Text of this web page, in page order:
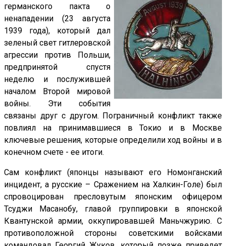
германского пакта о
ненападении (23 августа
1939 года), который дал
зеленый свет гитлеровской
агрессии против Польши,
предпринятой спустя
неделю и послужившей
началом Второй мировой
войны. Эти события
связаны друг с другом. Пограничный конфликт также
повлиял на принимавшиеся в Токио и в Москве
ключевые решения, которые определили ход войны и в
конечном счете - ее итоги.
Сам конфликт (японцы называют его Номонганский
инцидент, а русские – Сражением на Халкин-Голе) был
спровоцирован пресловутым японским офицером
Тсуджи Масанобу, главой группировки в японской
Квантунской армии, оккупировавшей Маньчжурию. С
противоположной стороны советскими войсками